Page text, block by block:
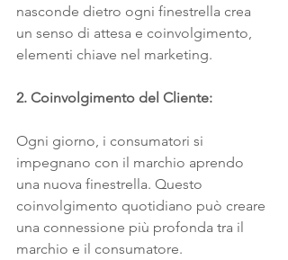
nasconde dietro ogni finestrella crea
un senso di attesa e coinvolgimento,
elementi chiave nel marketing.
2. Coinvolgimento del Cliente:
Ogni giorno, i consumatori si
impegnano con il marchio aprendo
una nuova finestrella. Questo
coinvolgimento quotidiano può creare
una connessione più profonda tra il
marchio e il consumatore.